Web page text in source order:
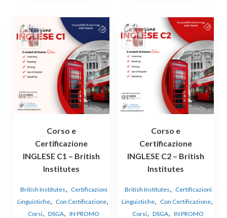
Corso e
Certificazione
INGLESE C1 – British
Institutes
British Institutes, Certificazioni
Linguistiche, Con Certificazione,
Corsi, DSGA, IN PROMO
Corso e
Certificazione
INGLESE C2 – British
Institutes
British Institutes, Certificazioni
Linguistiche, Con Certificazione,
Corsi, DSGA, IN PROMO